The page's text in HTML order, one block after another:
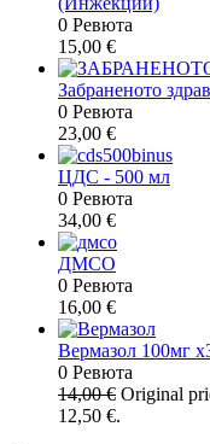
0 Ревюта
15,00 €
Забраненото
0 Ревюта
23,00 €
ЦДС - 500 мл
0 Ревюта
34,00 €
ДМСО
0 Ревюта
16,00 €
Вермазол 100мг
0 Ревюта
14,00€ Original
12,50 €.